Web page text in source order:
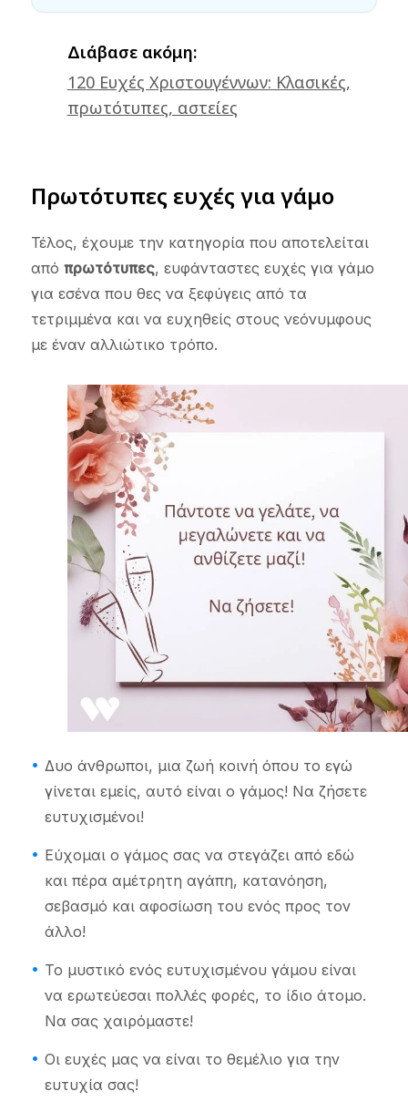
Διάβασε ακόμη:
120 Ευχές Χριστουγέννων: Κλασικές,
πρωτότυπες, αστείες
Πρωτότυπες ευχές για γάμο
Τέλος, έχουμε την κατηγορία που αποτελείται
από πρωτότυπες, ευφάνταστες ευχές για γάμο
για εσένα που θες να ξεφύγεις από τα
τετριμμένα και να ευχηθείς στους νεόνυμφους
με έναν αλλιώτικο τρόπο.
Δυο άνθρωποι, μια ζωή κοινή όπου το εγώ
γίνεται εμείς, αυτό είναι ο γάμος! Να ζήσετε
ευτυχισμένοι!
Εύχομαι ο γάμος σας να στεγάζει από εδώ
και πέρα αμέτρητη αγάπη, κατανόηση,
σεβασμό και αφοσίωση του ενός προς τον
άλλο!
Το μυστικό ενός ευτυχισμένου γάμου είναι
να ερωτεύεσαι πολλές φορές, το ίδιο άτομο.
Να σας χαιρόμαστε!
Οι ευχές μας να είναι το θεμέλιο για την
ευτυχία σας!